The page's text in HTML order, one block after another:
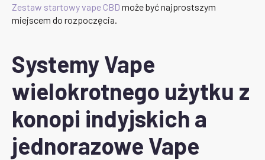
Zestaw startowy vape CBD może być najprostszym
miejscem do rozpoczęcia.
Systemy Vape
wielokrotnego użytku z
konopi indyjskich a
jednorazowe Vape